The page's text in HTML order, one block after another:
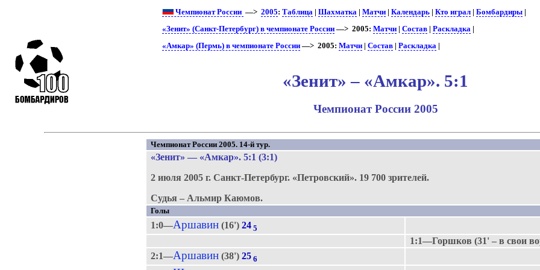
Чемпионат России —>2005:Таблица |Шахматка |Матчи |Календарь |Кто играл |Бомбардиры
«Зенит» (Санкт-Петербург) в чемпионате России —> 2005:Матчи |Состав |Раскладка |
«Амкар» (Пермь) в чемпионате России —> 2005:Матчи |Состав |Раскладка |
«Зенит» – «Амкар». 5:1
Чемпионат России 2005
Чемпионат России 2005. 14-й тур.
«Зенит» — «Амкар». 5:1 (3:1)
2 июля 2005 г.Санкт-Петербург. «Петровский». 19 700 зрителей.
Судья – Альмир Каюмов.
Голы
1:0—Аршавин (16')24 5
1:1—Горшков (31' – в свои
2:1—Аршавин (38')25 6